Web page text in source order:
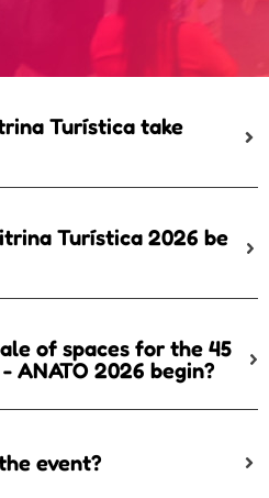
Turística take
Turística 2026 be
of spaces for the 45
ANATO 2026 begin?
event?